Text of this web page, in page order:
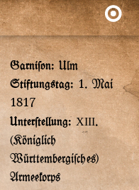
Garnison:Ulm
Stiftung$tag:1. Mai
1817
Unterstellung: XIII.
(Königlich
Württembergische$)
Armeekorp$